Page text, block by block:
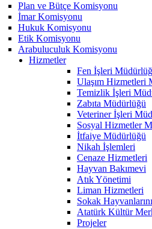
Plan ve Bütçe Komisyonu
İmar Komisyonu
Hukuk Komisyonu
Etik Komisyonu
Arabuluculuk Komisyonu
Hizmetler
Fen İşleri
Ulaşım Hizmetleri
Temizlik İşleri
Zabıta Müdürlüğü
Veteriner İşleri
Sosyal Hizmetler
İtfaiye Müdürlüğü
Nikah İşlemleri
Cenaze Hizmetleri
Hayvan Bakımevi
Atık Yönetimi
Liman Hizmetleri
Sokak
Atatürk Kültür
Projeler